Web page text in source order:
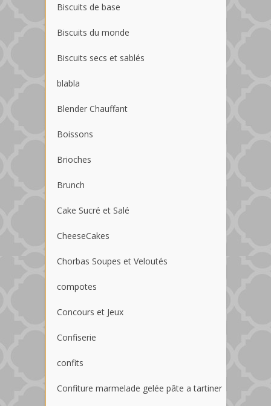
Biscuits de base
Biscuits du monde
Biscuits secs et sablés
blabla
Blender Chauffant
Boissons
Brioches
Brunch
Cake Sucré et Salé
CheeseCakes
Chorbas Soupes et Veloutés
compotes
Concours et Jeux
Confiserie
confits
Confiture marmelade gelée pâte a tartiner